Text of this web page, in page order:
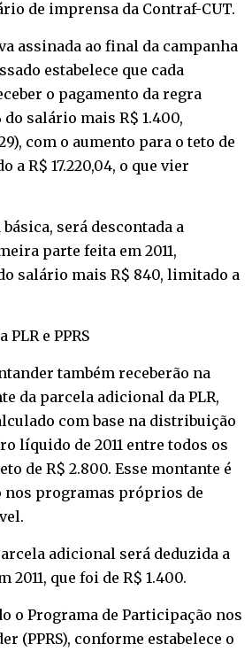
de imprensa da Contraf-CUT.
assinada ao final da campanha
estabelece que cada
o pagamento da regra
do salário mais R$ 1.400,
com o aumento para o teto de
a R$ 17.220,04, o que vier
será descontada a
parte feita em 2011,
salário mais R$ 840, limitado a
e PPRS
também receberão na
da parcela adicional da PLR,
com base na distribuição
líquido de 2011 entre todos os
de R$ 2.800. Esse montante é
nos programas próprios de
adicional será deduzida a
2011, que foi de R$ 1.400.
o Programa de Participação nos
(PPRS), conforme estabelece o